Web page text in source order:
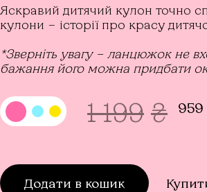
Яскравий дитячий кулон точно
кулони – історії про красу
*Зверніть увагу – ланцюжок не
бажання його можна придбати
1 199 ₴ 959
Додати в кошик